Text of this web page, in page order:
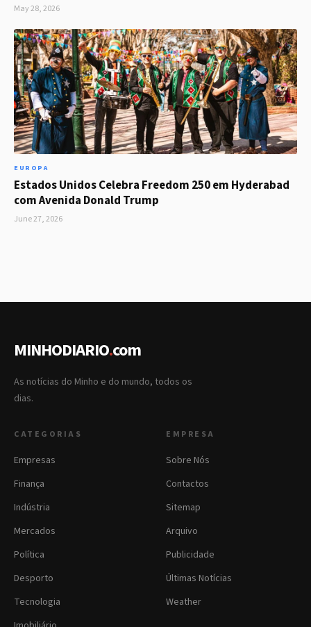
May 28, 2026
EUROPA
Estados Unidos Celebra Freedom 250 em Hyderabad
com Avenida Donald Trump
June 27, 2026
MINHODIARIO.com
As notícias do Minho e do mundo, todos os
dias.
CATEGORIAS
Empresas
Finança
Indústria
Mercados
Política
Desporto
Tecnologia
EMPRESA
Sobre Nós
Contactos
Sitemap
Arquivo
Publicidade
Últimas Notícias
Weather